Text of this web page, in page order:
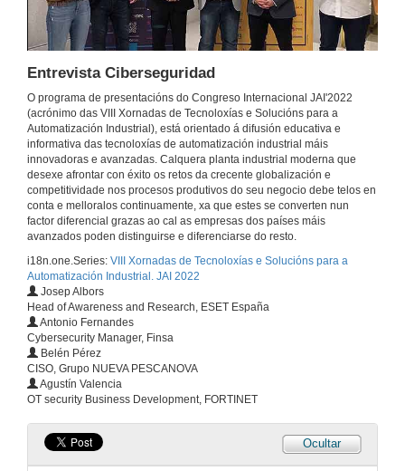
Entrevista Ciberseguridad
O programa de presentacións do Congreso Internacional JAI'2022
(acrónimo das VIII Xornadas de Tecnoloxías e Solucións para a
Automatización Industrial), está orientado á difusión educativa e
informativa das tecnoloxías de automatización industrial máis
innovadoras e avanzadas. Calquera planta industrial moderna que
desexe afrontar con éxito os retos da crecente globalización e
competitividade nos procesos produtivos do seu negocio debe telos en
conta e melloralos continuamente, xa que estes se converten nun
factor diferencial grazas ao cal as empresas dos países máis
avanzados poden distinguirse e diferenciarse do resto.
i18n.one.Series: VIII Xornadas de Tecnoloxías e Solucións para a
Automatización Industrial. JAI 2022
Josep Albors
Head of Awareness and Research, ESET España
Antonio Fernandes
Cybersecurity Manager, Finsa
Belén Pérez
CISO, Grupo NUEVA PESCANOVA
Agustín Valencia
OT security Business Development, FORTINET
Ocultar
Entrevista FORTINET
14 de nov. de 2022
Conferencia
14 de nov. de 2022
Entrevista GIGAMON
Conferencia
Entrevista INFRANOR 1
14 de nov. de 2022